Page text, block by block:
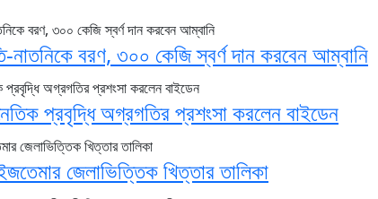
নাতনিকে বরণ, ৩০০ কেজি স্বর্ণ দান করবেন আম্বানি
প্রবৃদ্ধি অগ্রগতির প্রশংসা করলেন বাইডেন
জেলাভিত্তিক খিত্তার তালিকা